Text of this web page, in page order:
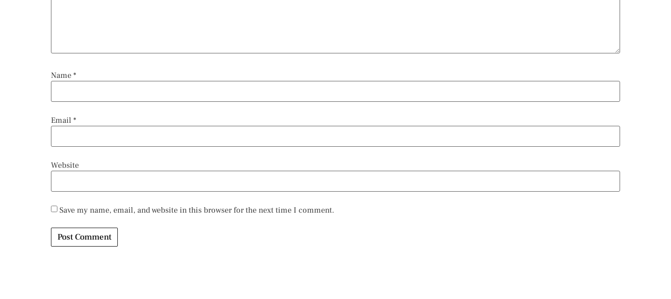
Name *
Email *
Website
Save my name, email, and website in this browser for the next time I comment.